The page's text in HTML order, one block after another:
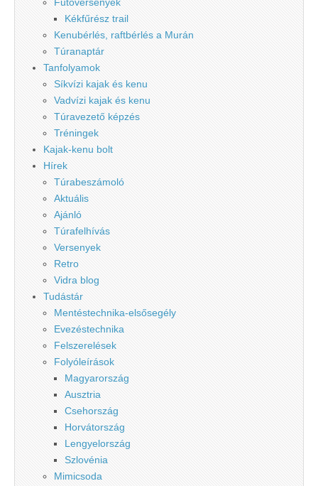
Futóversenyek
Kékfűrész trail
Kenubérlés, raftbérlés a Murán
Túranaptár
Tanfolyamok
Síkvízi kajak és kenu
Vadvízi kajak és kenu
Túravezető képzés
Tréningek
Kajak-kenu bolt
Hírek
Túrabeszámoló
Aktuális
Ajánló
Túrafelhívás
Versenyek
Retro
Vidra blog
Tudástár
Mentéstechnika-elsősegély
Evezéstechnika
Felszerelések
Folyóleírások
Magyarország
Ausztria
Csehország
Horvátország
Lengyelország
Szlovénia
Mimicsoda